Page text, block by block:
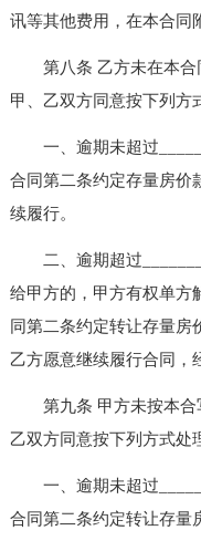
讯等其他费用，在本合同
第八条 乙方未在本合
甲、乙双方同意按下列方
一、逾期未超过
合同第二条约定存量房价
续履行。
二、逾期超过
给甲方的，甲方有权单方
同第二条约定转让存量房
乙方愿意继续履行合同，
第九条 甲方未按本合
乙双方同意按下列方式处
一、逾期未超过
合同第二条约定转让存量